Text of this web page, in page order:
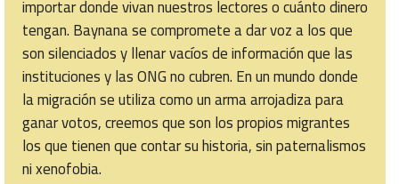
importar donde vivan nuestros lectores o cuánto dinero
tengan. Baynana se compromete a dar voz a los que
son silenciados y llenar vacíos de información que las
instituciones y las ONG no cubren. En un mundo donde
la migración se utiliza como un arma arrojadiza para
ganar votos, creemos que son los propios migrantes
los que tienen que contar su historia, sin paternalismos
ni xenofobia.